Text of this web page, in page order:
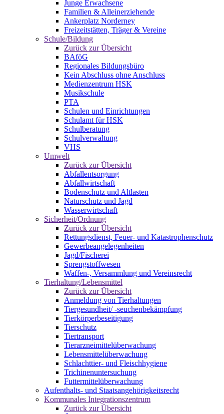
Junge Erwachsene
Familien & Alleinerziehende
Ankerplatz Norderney
Freizeitstätten, Träger & Vereine
Schule/Bildung
Zurück zur Übersicht
BAföG
Regionales Bildungsbüro
Kein Abschluss ohne Anschluss
Medienzentrum HSK
Musikschule
PTA
Schulen und Einrichtungen
Schulamt für HSK
Schulberatung
Schulverwaltung
VHS
Umwelt
Zurück zur Übersicht
Abfallentsorgung
Abfallwirtschaft
Bodenschutz und Altlasten
Naturschutz und Jagd
Wasserwirtschaft
Sicherheit/Ordnung
Zurück zur Übersicht
Rettungsdienst, Feuer- und Katastrophenschutz
Gewerbeangelegenheiten
Jagd/Fischerei
Sprengstoffwesen
Waffen-, Versammlung und Vereinsrecht
Tierhaltung/Lebensmittel
Zurück zur Übersicht
Anmeldung von Tierhaltungen
Tiergesundheit/ -seuchenbekämpfung
Tierkörperbeseitigung
Tierschutz
Tiertransport
Tierarzneimittelüberwachung
Lebensmittelüberwachung
Schlachttier- und Fleischhygiene
Trichinenuntersuchung
Futtermittelüberwachung
Aufenthalts- und Staatsangehörigkeitsrecht
Kommunales Integrationszentrum
Zurück zur Übersicht